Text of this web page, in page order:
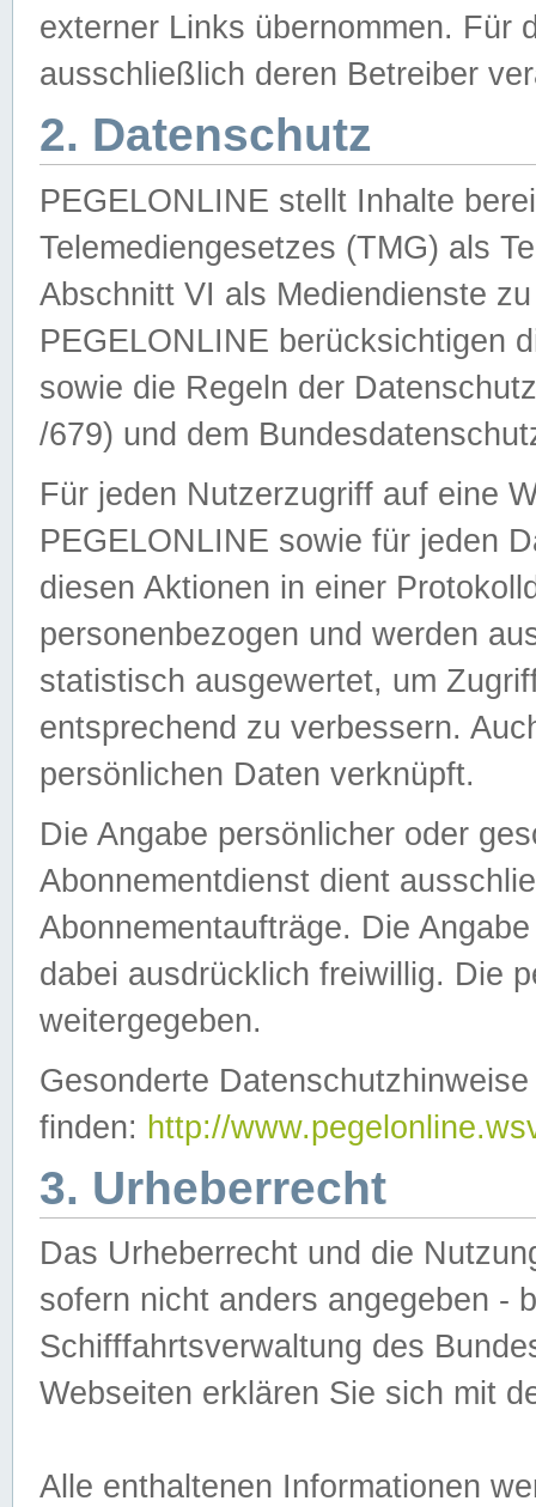
externer Links übernommen. Für
ausschließlich deren Betreiber
2. Datenschutz
PEGELONLINE stellt Inhalte
Telemediengesetzes (TMG) als
Abschnitt VI als Mediendienste
PEGELONLINE berücksichtigen
sowie die Regeln der
/679) und dem
Für jeden Nutzerzugriff auf eine
PEGELONLINE sowie für jeden
diesen Aktionen in einer
personenbezogen und werden
statistisch ausgewertet, um
entsprechend zu verbessern.
persönlichen Daten verknüpft.
Die Angabe persönlicher oder
Abonnementdienst dient
Abonnementaufträge. Die
dabei ausdrücklich freiwillig. Die
weitergegeben.
Gesonderte
finden: http://
3. Urheberrecht
Das Urheberrecht und die
sofern nicht anders angegeben -
Schifffahrtsverwaltung des
Webseiten erklären Sie sich mit
Alle enthaltenen Informationen